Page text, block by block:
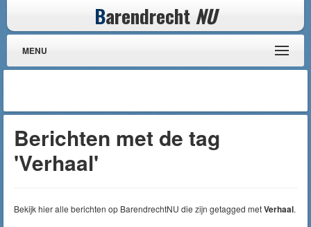
Barendrecht NU
MENU
Berichten met de tag
'Verhaal'
Bekijk hier alle berichten op BarendrechtNU die zijn getagged metVerhaal.